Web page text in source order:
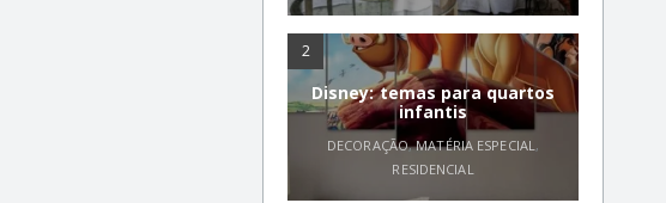
2
Disney: temas para quartos
infantis
DECORAÇÃO,MATÉRIA ESPECIAL,
RESIDENCIAL